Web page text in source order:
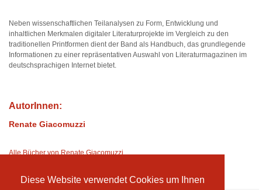
Diese Website verwendet Cookies um Ihnen
Neben wissenschaftlichen Teilanalysen zu Form, Entwicklung und
inhaltlichen Merkmalen digitaler Literaturprojekte im Vergleich zu den
traditionellen Printformen dient der Band als Handbuch, das grundlegende
Informationen zu einer repräsentativen Auswahl von Literaturmagazinen im
deutschsprachigen Internet bietet.
AutorInnen:
Renate Giacomuzzi
Alle Bücher von Renate Giacomuzzi